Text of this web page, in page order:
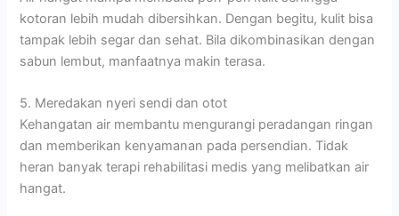
kotoran lebih mudah dibersihkan. Dengan begitu, kulit bisa
tampak lebih segar dan sehat. Bila dikombinasikan dengan
sabun lembut, manfaatnya makin terasa.
5. Meredakan nyeri sendi dan otot
Kehangatan air membantu mengurangi peradangan ringan
dan memberikan kenyamanan pada persendian. Tidak
heran banyak terapi rehabilitasi medis yang melibatkan air
hangat.